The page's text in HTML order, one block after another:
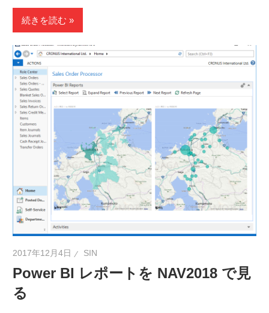
続きを読む
2017年12月4日 SIN
Power BI レポートを NAV2018 で見
る